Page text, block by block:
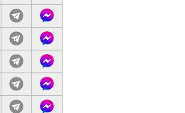
載
服
載
服
載
服
載
服
方式去學習.
載
服
題,不只局限於課堂。